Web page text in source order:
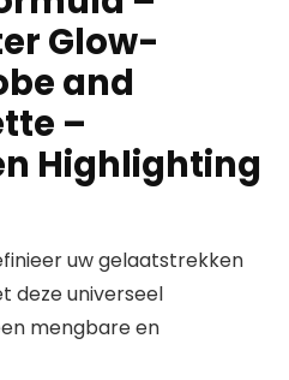
Glow-
and
–
Highlighting
uw gelaatstrekken
deze universeel
mengbare en